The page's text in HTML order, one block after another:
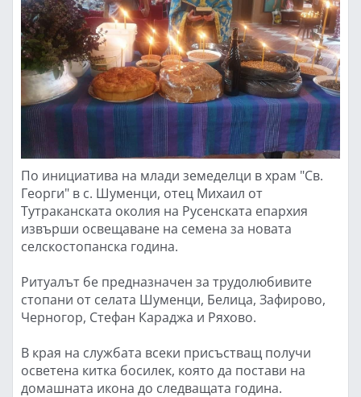
По инициатива на млади земеделци в храм "Св.
Георги" в с. Шуменци, отец Михаил от
Тутраканската околия на Русенската епархия
извърши освещаване на семена за новата
селскостопанска година.
Ритуалът бе предназначен за трудолюбивите
стопани от селата Шуменци, Белица, Зафирово,
Черногор, Стефан Караджа и Ряхово.
В края на службата всеки присъстващ получи
осветена китка босилек, която да постави на
домашната икона до следващата година.